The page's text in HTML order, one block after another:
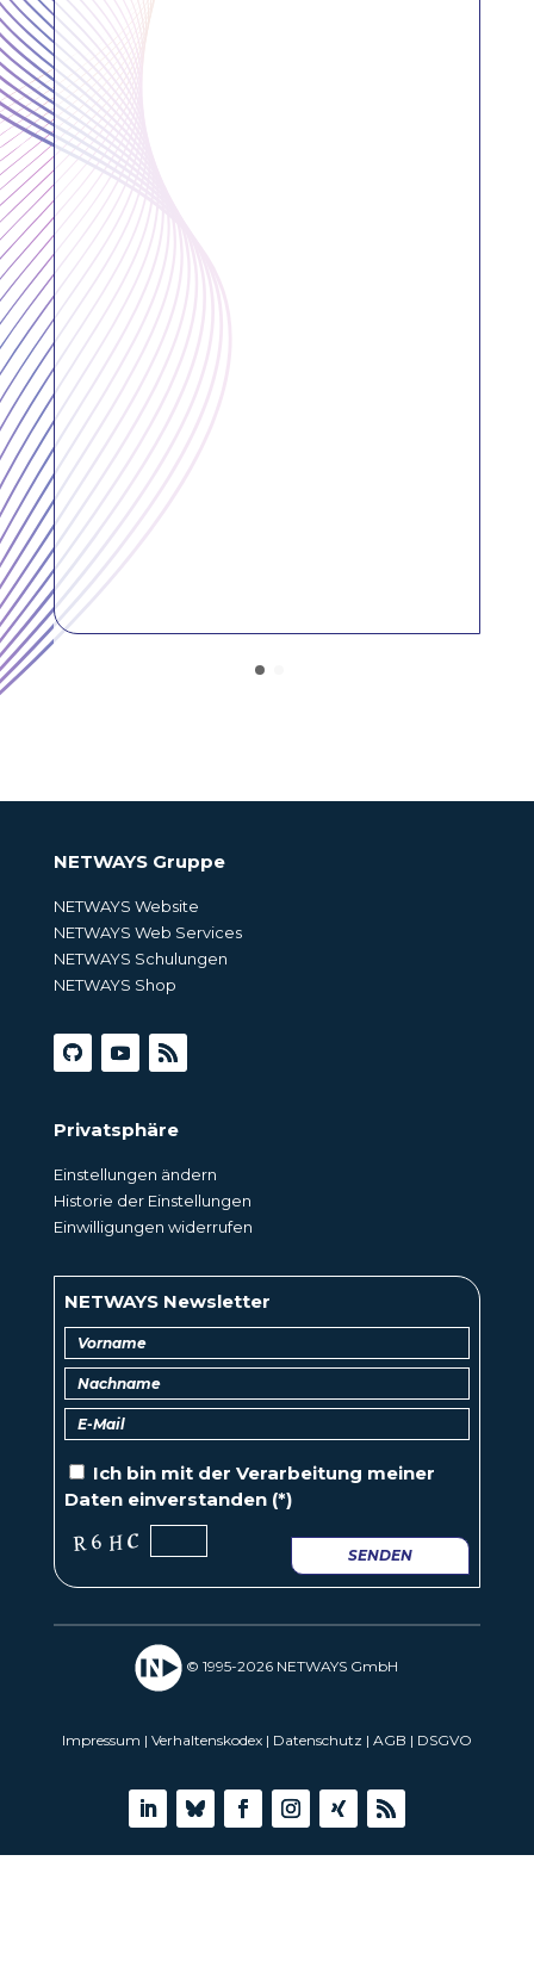
NETWAYS Gruppe
NETWAYS Website
NETWAYS Web Services
NETWAYS Schulungen
NETWAYS Shop
Privatsphäre
Einstellungen ändern
Historie der Einstellungen
Einwilligungen widerrufen
NETWAYS Newsletter
Ich bin mit der Verarbeitung meiner
Daten einverstanden (*)
SENDEN
© 1995-2026 NETWAYS GmbH
Impressum | Verhaltenskodex| Datenschutz | AGB | DSGVO